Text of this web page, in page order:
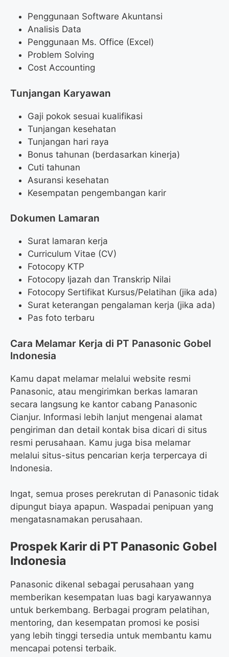
Penggunaan Software Akuntansi
Analisis Data
Penggunaan Ms. Office (Excel)
Problem Solving
Cost Accounting
Tunjangan Karyawan
Gaji pokok sesuai kualifikasi
Tunjangan kesehatan
Tunjangan hari raya
Bonus tahunan (berdasarkan kinerja)
Cuti tahunan
Asuransi kesehatan
Kesempatan pengembangan karir
Dokumen Lamaran
Surat lamaran kerja
Curriculum Vitae (CV)
Fotocopy KTP
Fotocopy Ijazah dan Transkrip Nilai
Fotocopy Sertifikat Kursus/Pelatihan (jika ada)
Surat keterangan pengalaman kerja (jika ada)
Pas foto terbaru
Cara Melamar Kerja di PT Panasonic Gobel
Indonesia
Kamu dapat melamar melalui website resmi
Panasonic, atau mengirimkan berkas lamaran
secara langsung ke kantor cabang Panasonic
Cianjur. Informasi lebih lanjut mengenai alamat
pengiriman dan detail kontak bisa dicari di situs
resmi perusahaan. Kamu juga bisa melamar
melalui situs-situs pencarian kerja terpercaya di
Indonesia.
Ingat, semua proses perekrutan di Panasonic tidak
dipungut biaya apapun. Waspadai penipuan yang
mengatasnamakan perusahaan.
Prospek Karir di PT Panasonic Gobel
Indonesia
Panasonic dikenal sebagai perusahaan yang
memberikan kesempatan luas bagi karyawannya
untuk berkembang. Berbagai program pelatihan,
mentoring, dan kesempatan promosi ke posisi
yang lebih tinggi tersedia untuk membantu kamu
mencapai potensi terbaik.